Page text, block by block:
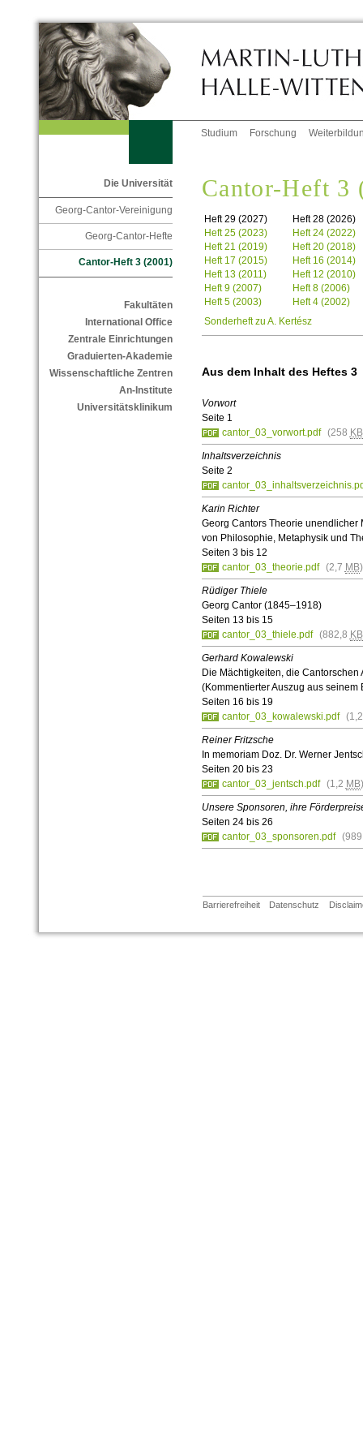
Studium Forschung
Die Universität
Georg-Cantor-Vereinigung
Georg-Cantor-Hefte
Cantor-Heft 3 (2001)
Fakultäten
International Office
Zentrale Einrichtungen
Graduierten-Akademie
Wissenschaftliche Zentren
An-Institute
Universitätsklinikum
Cantor-Heft 3
Heft 29 (2027)
Heft 28 (2026)
Heft 25 (2023)
Heft 24 (2022)
Heft 21 (2019)
Heft 20 (2018)
Heft 17 (2015)
Heft 16 (2014)
Heft 13 (2011)
Heft 12 (2010)
Heft 9 (2007)
Heft 8 (2006)
Heft 5 (2003)
Heft 4 (2002)
Sonderheft zu A. Kertész
Aus dem Inhalt des Heftes 3
Vorwort
Seite 1
cantor_03_vorwort.pdf (258 KB
Inhaltsverzeichnis
Seite 2
Karin Richter
Georg Cantors Theorie unendlicher
von Philosophie, Metaphysik und
Seiten 3 bis 12
cantor_03_theorie.pdf (2,7 MB
Rüdiger Thiele
Georg Cantor (1845–1918)
Seiten 13 bis 15
cantor_03_thiele.pdf (882,8 KB
Gerhard Kowalewski
Die Mächtigkeiten, die
(Kommentierter Auszug aus seinem
Seiten 16 bis 19
cantor_03_kowalewski.pdf
Reiner Fritzsche
In memoriam Doz. Dr. Werner
Seiten 20 bis 23
cantor_03_jentsch.pdf (1,2 MB
Unsere Sponsoren, ihre
Seiten 24 bis 26
cantor_03_sponsoren.pdf
Barrierefreiheit Datenschutz